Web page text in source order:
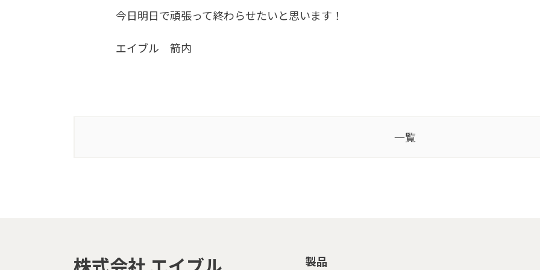
今日明日で頑張って終わらせたいと思います！
エイブル 箭内
一覧
製品